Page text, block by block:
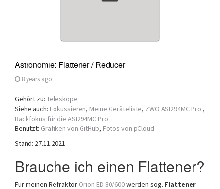
Astronomie: Flattener / Reducer
8 years ago
Gehört zu: Teleskope
Siehe auch: Fokussieren, Meine Geräteliste, ZWO ASI294MC Pro ,
Backfokus für die ASI294MC Pro
Benutzt: Grafiken von GitHub, Fotos von pCloud
Stand: 27.11.2021
Brauche ich einen Flattener?
Für meinen Refraktor Orion ED 80/600werden sog. Flattener